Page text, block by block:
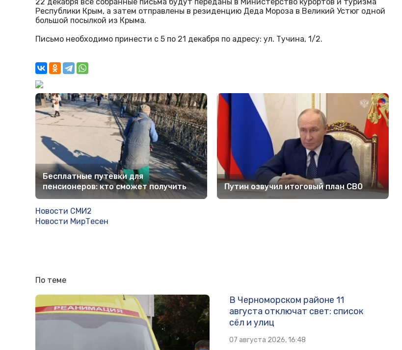
22 декабря все собранные письма будут переданы в Министерство курортов и туризма
Республики Крым, а затем отправлены в резиденцию Деда Мороза в Великий Устюг одной
большой посылкой из Крыма.
Письмо необходимо принести с 5 по 21 декабря по адресу: ул. Тучина, 1/2.
Бесплатные путевки для
пенсионеров: кто сможет получить
Путин озвучил итоговый план СВО
Новости СМИ2
Новости МирТесен
По теме
В Черноморском районе 11
августа отключат свет: список
сёл и улиц
07 августа 2026, 16:48